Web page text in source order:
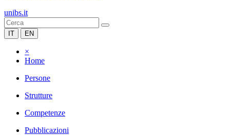
unibs.it
IT EN
×
Home
Persone
Strutture
Competenze
Pubblicazioni